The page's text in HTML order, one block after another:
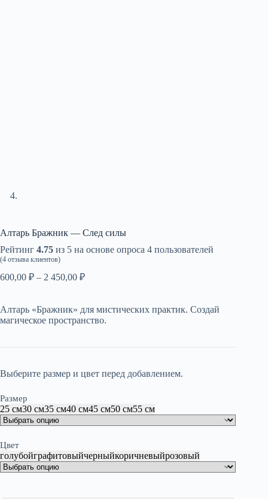
Алтарь Бражник — След силы
Рейтинг 4.75 из 5 на основе опроса 4 пользователей
(4 отзыва клиентов)
600,00 ₽ – 2 450,00 ₽Диапазон
–
2
Алтарь «Бражник» для мистических практик. Создай
магическое пространство.
Выберите размер и цвет перед добавлением.
Размер
25 см30 см35 см40 см45 см50 см55 см
Цвет
голубойграфитовыйчерныйкоричневыйрозовый